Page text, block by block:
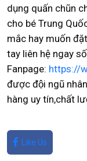
dụng quấn chũn
cho bé Trung
mắc hay muốn
tay liên hệ ngay
Fanpage: https://
được đội ngũ
hàng uy tín,chất
Like Us